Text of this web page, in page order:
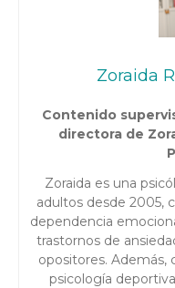
Zoraida
Contenido
directora de
Zoraida es una
adultos desde 2005,
dependencia
trastornos de
opositores. Además,
psicología